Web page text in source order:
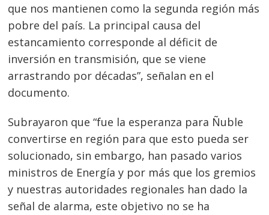
que nos mantienen como la segunda región más
pobre del país. La principal causa del
estancamiento corresponde al déficit de
inversión en transmisión, que se viene
arrastrando por décadas”, señalan en el
documento.
Subrayaron que “fue la esperanza para Ñuble
convertirse en región para que esto pueda ser
solucionado, sin embargo, han pasado varios
ministros de Energía y por más que los gremios
y nuestras autoridades regionales han dado la
señal de alarma, este objetivo no se ha